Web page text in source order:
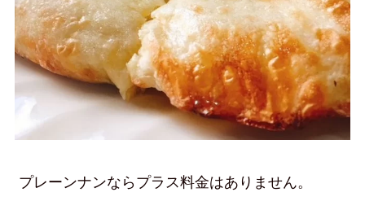
プレーンナンならプラス料金はありません。